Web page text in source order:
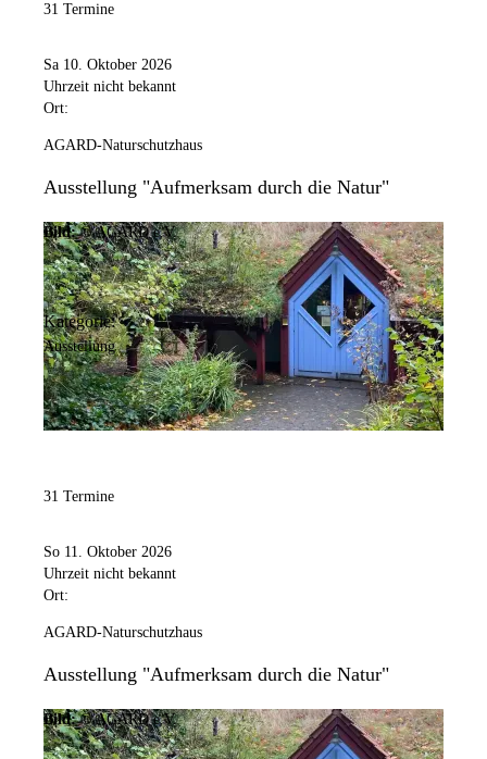
31 Termine
Sa 10. Oktober 2026
Uhrzeit nicht bekannt
Ort:
AGARD-Naturschutzhaus
Ausstellung "Aufmerksam durch die Natur"
Bild: © AGARD e.V.
Kategorie:
Ausstellung
31 Termine
So 11. Oktober 2026
Uhrzeit nicht bekannt
Ort:
AGARD-Naturschutzhaus
Ausstellung "Aufmerksam durch die Natur"
Bild: © AGARD e.V.